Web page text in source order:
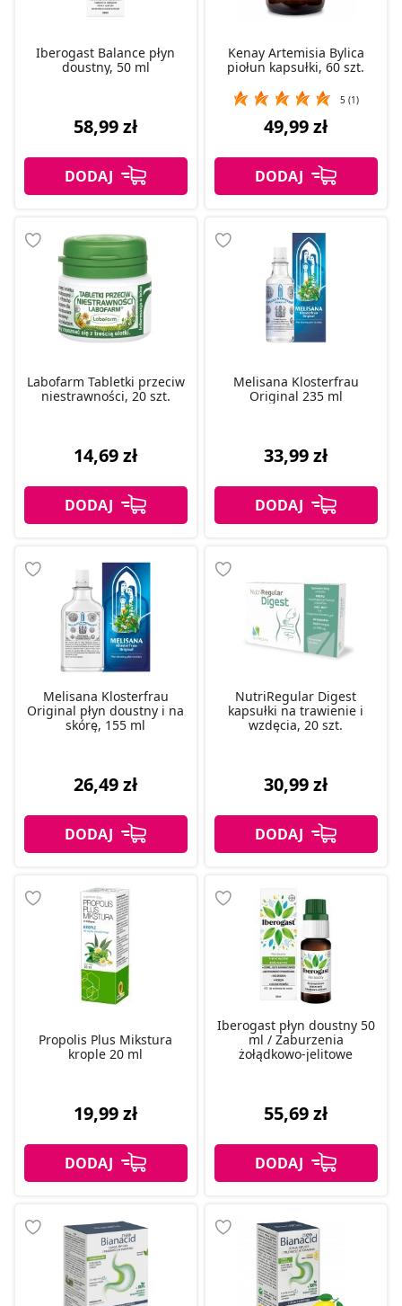
Iberogast Balance płyn
doustny, 50 ml
58,99 zł
Kenay Artemisia Bylica
piołun kapsułki, 60 szt.
5 (1)
49,99 zł
Labofarm Tabletki przeciw
niestrawności, 20 szt.
14,69 zł
Melisana Klosterfrau
Original 235 ml
33,99 zł
Melisana Klosterfrau
Original płyn doustny i na
skórę, 155 ml
26,49 zł
NutriRegular Digest
kapsułki na trawienie i
wzdęcia, 20 szt.
30,99 zł
Propolis Plus Mikstura
krople 20 ml
19,99 zł
Iberogast płyn doustny 50
ml / Zaburzenia
żołądkowo-jelitowe
55,69 zł